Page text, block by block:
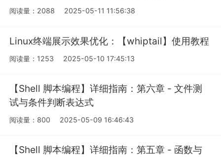
阅读量：2088 2025-05-11 11:56:38
Linux终端展示效果优化：【whiptail】使用教程
阅读量：1253 2025-05-10 17:45:13
【Shell 脚本编程】详细指南：第六章 - 文件测
试与条件判断表达式
阅读量：800 2025-05-09 16:46:43
【Shell 脚本编程】详细指南：第五章 - 函数与